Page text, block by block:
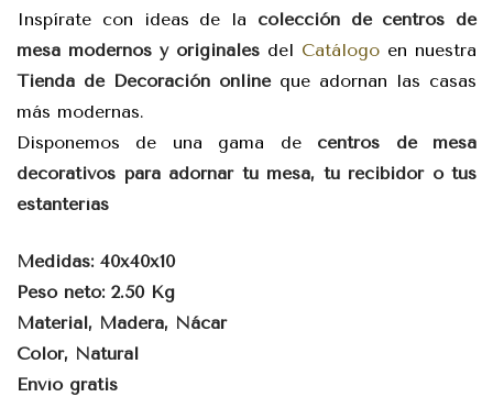
Inspírate con ideas de la colección de centros de
mesa modernos y originales del Catálogo en nuestra
Tienda de Decoración onlineque adornan las casas
más modernas.
Disponemos de una gama decentros de mesa
decorativos para adornar tu mesa, tu recibidor o tus
estanterías
Medidas: 40x40x10
Peso neto: 2.50 Kg
Material, Madera, Nácar
Color, Natural
Envío gratis